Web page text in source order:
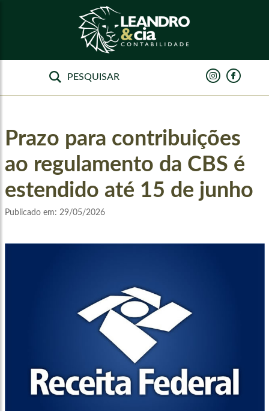
Prazo para contribuições
ao regulamento da CBS é
estendido até 15 de junho
Publicado em: 29/05/2026